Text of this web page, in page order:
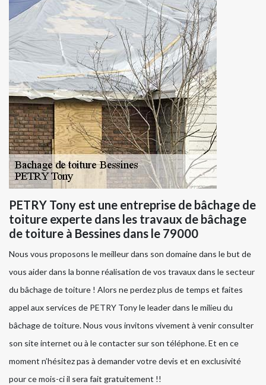
PETRY Tony est une entreprise de bâchage de
toiture experte dans les travaux de bâchage
de toiture à Bessines dans le 79000
Nous vous proposons le meilleur dans son domaine dans le but de
vous aider dans la bonne réalisation de vos travaux dans le secteur
du bâchage de toiture ! Alors ne perdez plus de temps et faites
appel aux services de PETRY Tony le leader dans le milieu du
bâchage de toiture. Nous vous invitons vivement à venir consulter
son site internet ou à le contacter sur son téléphone. Et en ce
moment n’hésitez pas à demander votre devis et en exclusivité
pour ce mois-ci il sera fait gratuitement !!